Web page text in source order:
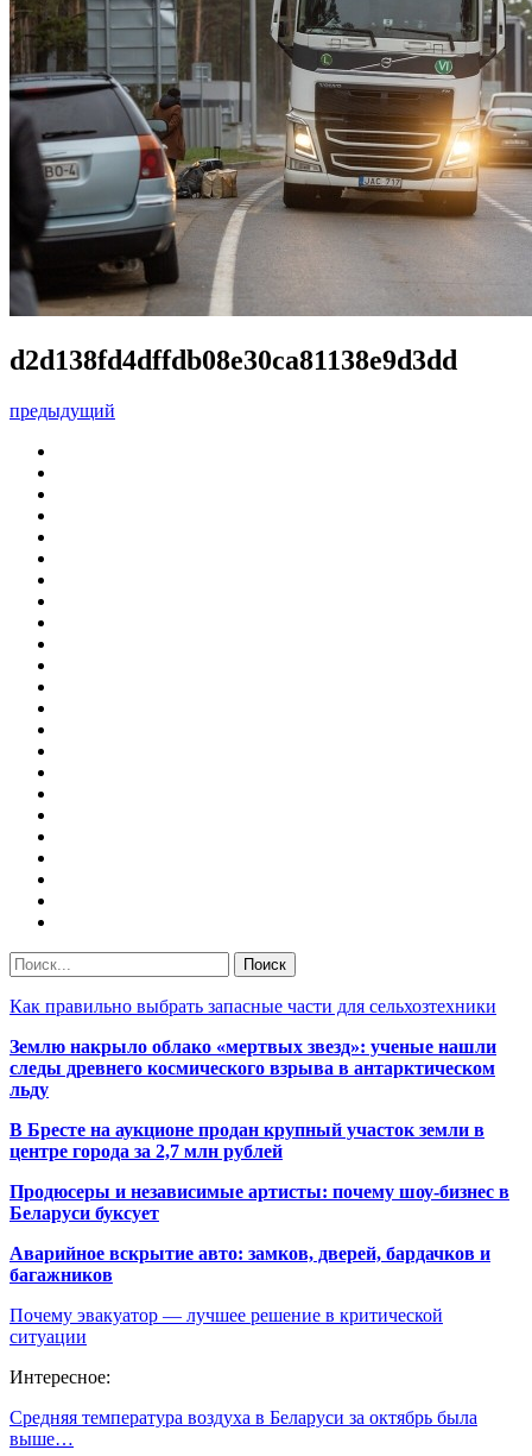
d2d138fd4dffdb08e30ca81138e9d3dd
предыдущий
Как правильно выбрать запасные части для сельхозтехники
Землю накрыло облако «мертвых звезд»: ученые нашли
следы древнего космического взрыва в антарктическом
льду
В Бресте на аукционе продан крупный участок земли в
центре города за 2,7 млн рублей
Продюсеры и независимые артисты: почему шоу-бизнес в
Беларуси буксует
Аварийное вскрытие авто: замков, дверей, бардачков и
багажников
Почему эвакуатор — лучшее решение в критической
ситуации
Интересное:
Средняя температура воздуха в Беларуси за октябрь была
выше…